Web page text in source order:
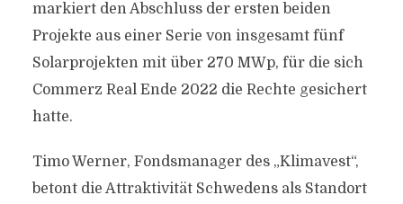
markiert den Abschluss der ersten beiden
Projekte aus einer Serie von insgesamt fünf
Solarprojekten mit über 270 MWp, für die sich
Commerz Real Ende 2022 die Rechte gesichert
hatte.
Timo Werner, Fondsmanager des „Klimavest“,
betont die Attraktivität Schwedens als Standort